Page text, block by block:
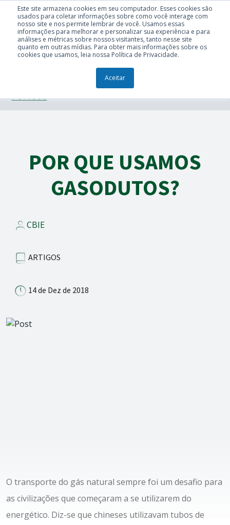
Este site armazena cookies em seu computador. Esses cookies são
usados para coletar informações sobre como você interage com
nosso site e nos permite lembrar de você. Usamos essas
informações para melhorar e personalizar sua experiência e para
análises e métricas sobre nossos visitantes, tanto nesse site
quanto em outras mídias. Para obter mais informações sobre os
cookies que usamos, leia nossa Política de Privacidade.
Aceitar
TÓPICOS
POR QUE USAMOS
GASODUTOS?
CBIE
ARTIGOS
14 de Dez de 2018
O transporte do gás natural sempre foi um desafio para
as civilizações que começaram a se utilizarem do
energético. Diz-se que chineses utilizavam tubos de